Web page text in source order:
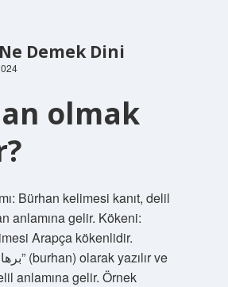
Demek Dini
olmak
Bürhan kelimesi kanıt, delil
anlamına gelir. Kökeni:
Arapça kökenlidir.
anlamına gelir. Örnek